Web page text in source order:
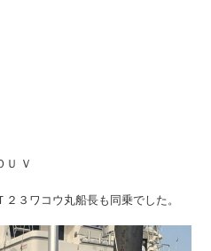
Ｖ
３ワコウ丸船長も同乗でした。